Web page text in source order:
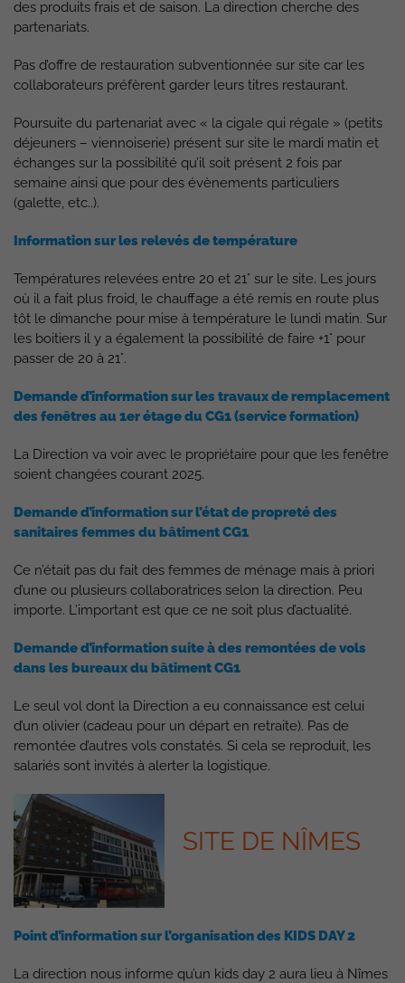
des produits frais et de saison. La direction cherche des
partenariats.
Pas d’offre de restauration subventionnée sur site car les
collaborateurs préfèrent garder leurs titres restaurant.
Poursuite du partenariat avec « la cigale qui régale » (petits
déjeuners – viennoiserie) présent sur site le mardi matin et
échanges sur la possibilité qu’il soit présent 2 fois par
semaine ainsi que pour des évènements particuliers
(galette, etc..).
Information sur les relevés de température
Températures relevées entre 20 et 21° sur le site. Les jours
où il a fait plus froid, le chauffage a été remis en route plus
tôt le dimanche pour mise à température le lundi matin. Sur
les boitiers il y a également la possibilité de faire +1° pour
passer de 20 à 21°.
Demande d’information sur les travaux de remplacement
des fenêtres au 1er étage du CG1 (service formation)
La Direction va voir avec le propriétaire pour que les fenêtre
soient changées courant 2025.
Demande d’information sur l’état de propreté des
sanitaires femmes du bâtiment CG1
Ce n’était pas du fait des femmes de ménage mais à priori
d’une ou plusieurs collaboratrices selon la direction. Peu
importe. L’important est que ce ne soit plus d’actualité.
Demande d’information suite à des remontées de vols
dans les bureaux du bâtiment CG1
Le seul vol dont la Direction a eu connaissance est celui
d’un olivier (cadeau pour un départ en retraite). Pas de
remontée d’autres vols constatés. Si cela se reproduit, les
salariés sont invités à alerter la logistique.
SITE DE NÎMES
Point d’information sur l’organisation des KIDS DAY 2
La direction nous informe qu’un kids day 2 aura lieu à Nîmes